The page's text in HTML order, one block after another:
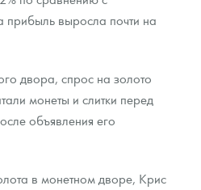
персональных данных
выросла почти на
двора, спрос на золото
монеты и слитки перед
объявления его
в монетном дворе, Крис